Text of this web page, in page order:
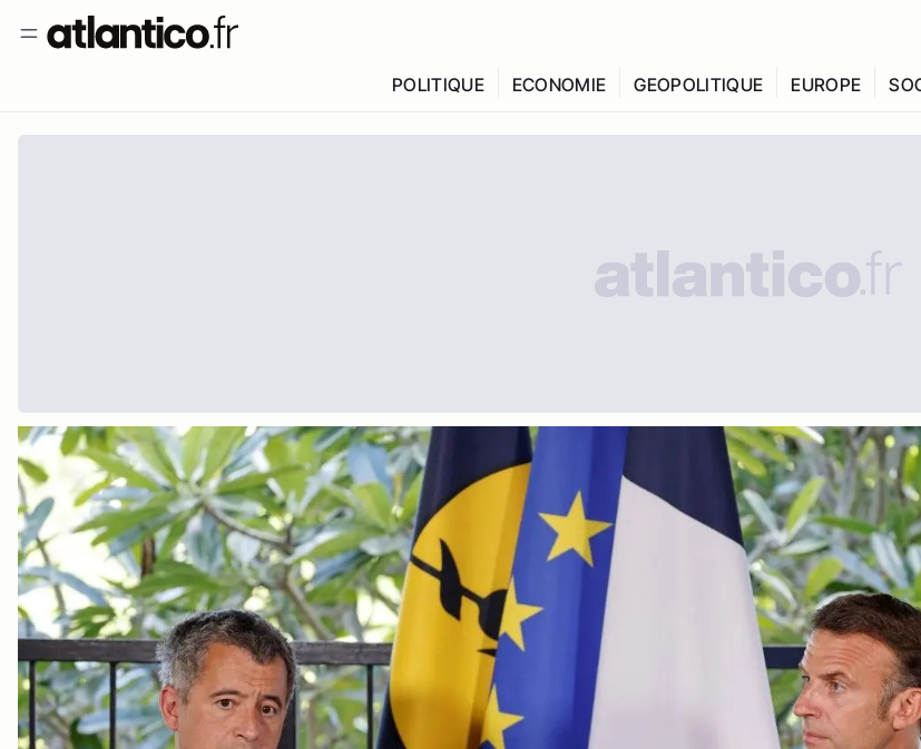
POLITIQUE ECONOMIE GEOPOLITIQUE EUROPE